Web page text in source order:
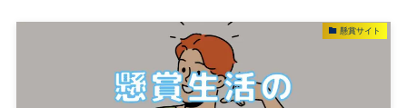
懸賞サイト